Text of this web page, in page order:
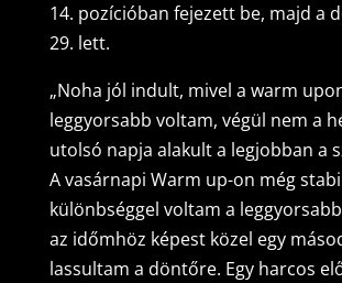
14. pozícióban fejezett be, majd a
29. lett.
„Noha jól indult, mivel a warm
leggyorsabb voltam, végül nem a
utolsó napja alakult a legjobban a
A vasárnapi Warm up-on még
különbséggel voltam a
az időmhöz képest közel egy
lassultam a döntőre. Egy harcos